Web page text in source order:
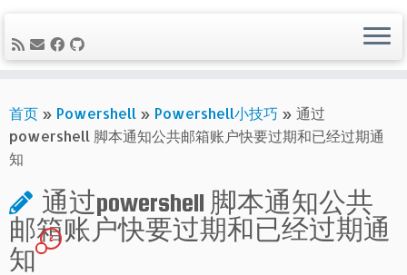
首页 » Powershell » Powershell小技巧 » 通过
powershell 脚本通知公共邮箱账户快要过期和已经过期通
知
通过powershell 脚本通知公共
邮箱账户快要过期和已经过期通
知
2